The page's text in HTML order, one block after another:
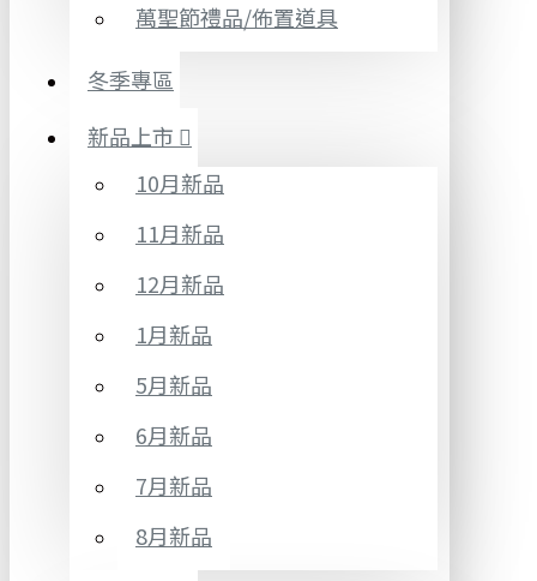
萬聖節禮品/佈置道具
冬季專區
新品上市
10月新品
11月新品
12月新品
1月新品
5月新品
6月新品
7月新品
8月新品